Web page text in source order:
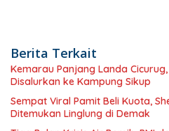
Berita Terkait
Kemarau Panjang Landa
Disalurkan ke Kampung Sikup
Sempat Viral Pamit Beli Kuota,
Ditemukan Linglung di Demak